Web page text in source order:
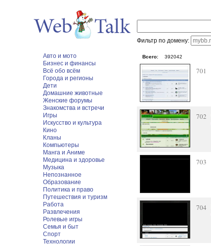
Фильтр по домену:
Авто и мото
Бизнес и финансы
Всё обо всём
Города и регионы
Дети
Домашние животные
Женские форумы
Знакомства и встречи
Игры
Искусство и культура
Кино
Кланы
Компьютеры
Манга и Аниме
Медицина и здоровье
Музыка
Непознанное
Образование
Политика и право
Путешествия и туризм
Работа
Развлечения
Ролевые игры
Семья и быт
Спорт
Технологии
Всего: 392042
701
702
703
704